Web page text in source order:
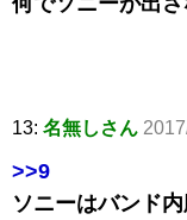
13: 名無しさん
>>9
ソニーはバンド